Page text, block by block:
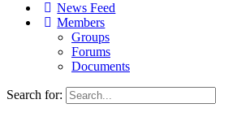
News Feed
Members
Groups
Forums
Documents
Search for: